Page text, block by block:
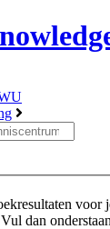
voor
dan